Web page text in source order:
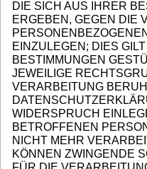
DIE SICH AUS IHRER
ERGEBEN, GEGEN DIE
EINZULEGEN; DIES
BESTIMMUNGEN
JEWEILIGE
VERARBEITUNG
WIDERSPRUCH
BETROFFENEN
NICHT MEHR
KÖNNEN ZWINGENDE